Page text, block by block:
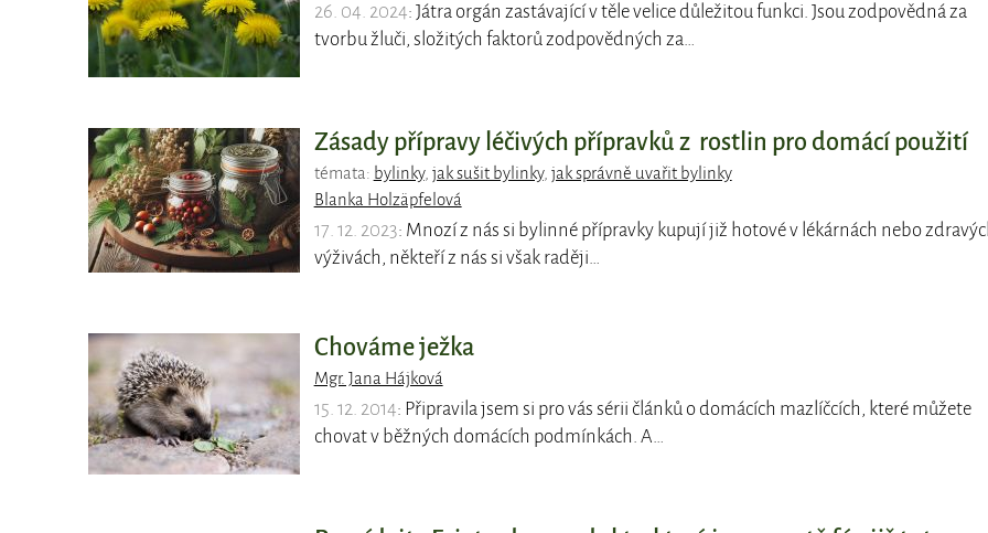
26. 04. 2024: Játra orgán zastávající v těle velice důležitou funkci. Jsou zodpovědná za
tvorbu žluči, složitých faktorů zodpovědných za…
Zásady přípravy léčivých přípravků z rostlin pro domácí použití
témata: bylinky, jak sušit bylinky, jak správně uvařit bylinky
Blanka Holzäpfelová
17. 12. 2023: Mnozí z nás si bylinné přípravky kupují již hotové v lékárnách nebo
výživách, někteří z nás si však raději…
Chováme ježka
Mgr. Jana Hájková
15. 12. 2014: Připravila jsem si pro vás sérii článků o domácích mazlíčcích, které můžete
chovat v běžných domácích podmínkách. A…